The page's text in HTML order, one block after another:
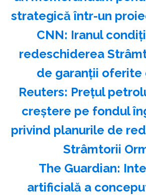
strategică într-un
CNN: Iranul
redeschiderea
de garanţii oferite
Reuters: Preţul
creştere pe fondul
privind planurile de
Strâmtorii
The Guardian:
artificială a